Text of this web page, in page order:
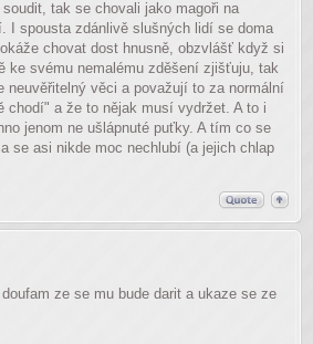
tak se chovali jako magoři na
I spousta zdánlivě slušných lidí se doma
chovat dost hnusně, obzvlášť když si
ke svému nemalému zděšení zjišťuju, tak
neuvěřitelný věci a považují to za normální
chodí" a že to nějak musí vydržet. A to i
jenom ne ušlápnuté puťky. A tím co se
se asi nikde moc nechlubí (a jejich chlap
ze se mu bude darit a ukaze se ze